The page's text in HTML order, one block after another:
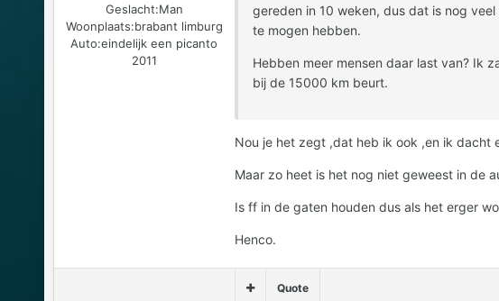
Geslacht:Man
Woonplaats:brabant limburg
Auto:eindelijk een picanto
2011
gereden in 10 weken, dus dat is nog
te mogen hebben.
Hebben meer mensen daar last van? Ik
bij de 15000 km beurt.
Nou je het zegt ,dat heb ik ook ,en ik dacht
Maar zo heet is het nog niet geweest in de
Is ff in de gaten houden dus als het erger
Henco.
Quote